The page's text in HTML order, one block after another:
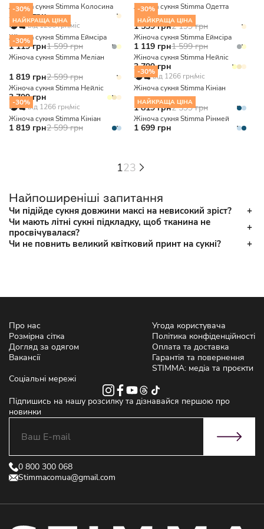
Жіноча сукня Stimma Колосина
3 799 грн
від 1266 грн/міс
Жіноча сукня Stimma Одетта
1 539 грн2 199 грн
-30%
НАЙКРАЩА ЦІНА
Жіноча сукня Stimma Еймсіра
1 119 грн1 599 грн
-30%
НАЙКРАЩА ЦІНА
Жіноча сукня Stimma Еймсіра
1 119 грн1 599 грн
-30%
Жіноча сукня Stimma Меліан
1 819 грн2 599 грн
Жіноча сукня Stimma Нейліс
3 799 грн
від 1266 грн/міс
Жіноча сукня Stimma Нейліс
3 799 грн
від 1266 грн/міс
-30%
Жіноча сукня Stimma Кініан
1 819 грн2 599 грн
-30%
Жіноча сукня Stimma Кініан
1 819 грн2 599 грн
НАЙКРАЩА ЦІНА
Жіноча сукня Stimma Рінмей
1 699 грн
123
Найпоширеніші запитання
Чи підійде сукня довжини максі на невисокий зріст?
Чи мають літні сукні підкладку, щоб тканина не
просвічувалася?
Чи не повнить великий квітковий принт на сукні?
Про нас
Розмірна сітка
Догляд за одягом
Вакансії
Угода користувача
Політика конфіденційності
Оплата та доставка
Гарантія та повернення
STIMMA: медіа та проєкти
Соціальні мережі
Підпишись на нашу розсилку та дізнавайся першою про
новинки
0 800 300 068
Stimmacomua@gmail.com